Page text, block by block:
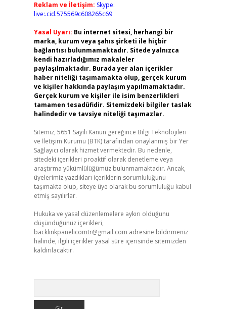
Reklam ve İletişim: Skype:
live:.cid.575569c608265c69
Yasal Uyarı: Bu internet sitesi, herhangi bir
marka, kurum veya şahıs şirketi ile hiçbir
bağlantısı bulunmamaktadır. Sitede yalnızca
kendi hazırladığımız makaleler
paylaşılmaktadır. Burada yer alan içerikler
haber niteliği taşımamakta olup, gerçek kurum
ve kişiler hakkında paylaşım yapılmamaktadır.
Gerçek kurum ve kişiler ile isim benzerlikleri
tamamen tesadüfidir. Sitemizdeki bilgiler taslak
halindedir ve tavsiye niteliği taşımazlar.
Sitemiz, 5651 Sayılı Kanun gereğince Bilgi Teknolojileri
ve İletişim Kurumu (BTK) tarafından onaylanmış bir Yer
Sağlayıcı olarak hizmet vermektedir. Bu nedenle,
sitedeki içerikleri proaktif olarak denetleme veya
araştırma yükümlülüğümüz bulunmamaktadır. Ancak,
üyelerimiz yazdıkları içeriklerin sorumluluğunu
taşımakta olup, siteye üye olarak bu sorumluluğu kabul
etmiş sayılırlar.
Hukuka ve yasal düzenlemelere aykırı olduğunu
düşündüğünüz içerikleri,
backlinkpanelicomtr@gmail.com adresine bildirmeniz
halinde, ilgili içerikler yasal süre içerisinde sitemizden
kaldırılacaktır.